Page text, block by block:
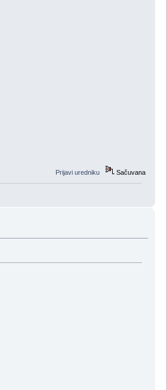
Prijavi uredniku Sačuvana